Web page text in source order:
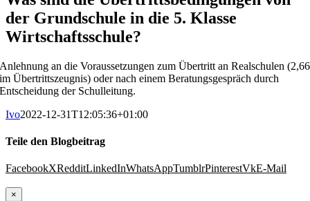
der Grundschule in die 5. Klasse
Wirtschaftsschule?
Anlehnung an die Voraussetzungen zum Übertritt an Realschulen (2,66
im Übertrittszeugnis) oder nach einem Beratungsgespräch durch
Entscheidung der Schulleitung.
Ivo2022-12-31T12:05:36+01:00
Teile den Blogbeitrag
FacebookXRedditLinkedInWhatsAppTumblrPinterestVkE-Mail
×